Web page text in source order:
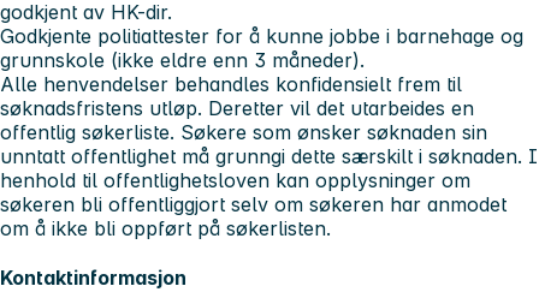
godkjent av HK-dir.
Godkjente politiattester for å kunne jobbe i barnehage og
grunnskole (ikke eldre enn 3 måneder).
Alle henvendelser behandles konfidensielt frem til
søknadsfristens utløp. Deretter vil det utarbeides en
offentlig søkerliste. Søkere som ønsker søknaden sin
unntatt offentlighet må grunngi dette særskilt i søknaden. I
henhold til offentlighetsloven kan opplysninger om
søkeren bli offentliggjort selv om søkeren har anmodet
om å ikke bli oppført på søkerlisten.
Kontaktinformasjon